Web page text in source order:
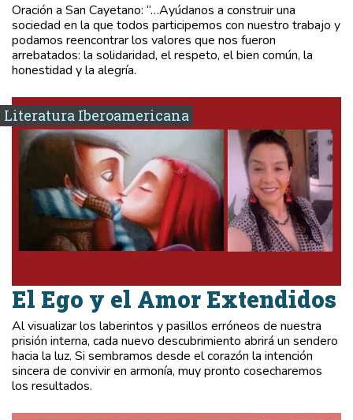
Oración a San Cayetano: “…Ayúdanos a construir una
sociedad en la que todos participemos con nuestro trabajo y
podamos reencontrar los valores que nos fueron
arrebatados: la solidaridad, el respeto, el bien común, la
honestidad y la alegría.
Literatura Iberoamericana
El Ego y el Amor Extendidos
Al visualizar los laberintos y pasillos erróneos de nuestra
prisión interna, cada nuevo descubrimiento abrirá un sendero
hacia la luz. Si sembramos desde el corazón la intención
sincera de convivir en armonía, muy pronto cosecharemos
los resultados.